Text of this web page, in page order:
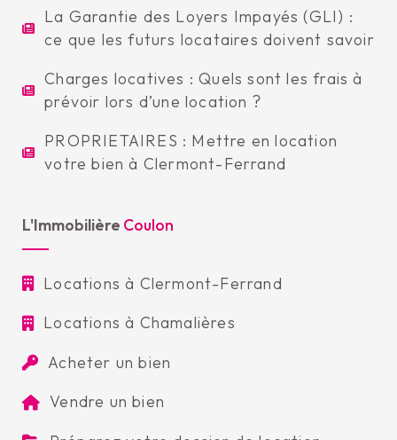
La Garantie des Loyers Impayés (GLI) :
ce que les futurs locataires doivent savoir
Charges locatives : Quels sont les frais à
prévoir lors d’une location ?
PROPRIETAIRES : Mettre en location
votre bien à Clermont-Ferrand
L'Immobilière Coulon
Locations à Clermont-Ferrand
Locations à Chamalières
Acheter un bien
Vendre un bien